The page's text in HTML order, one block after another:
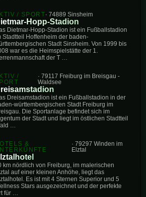
/ SPORT· 74889 Sinsheim
Hopp-Stadion
Dietmar-Hopp-Stadion ist ein Fußballstadion
Stadtteil Hoffenheim der baden-
Stadt Sinsheim. Von 1999 bis
war es die Heimspielstätte der 1.
der T …
/
· 79117 Freiburg im Breisgau -
Waldsee
Dreisamstadion ist ein Fußballstadion in der
württembergischen Stadt Freiburg im
Die Sportanlage befindet sich im
der Stadt und liegt im östlichen Stadtteil
…
&
· 79297 Winden im
Elztal
km nördlich von Freiburg, im malerischen
auf einer kleinen Anhöhe, liegt das
Es ist mit 4 Sternen Superior und 5
Stars ausgezeichnet und der perfekte
für …